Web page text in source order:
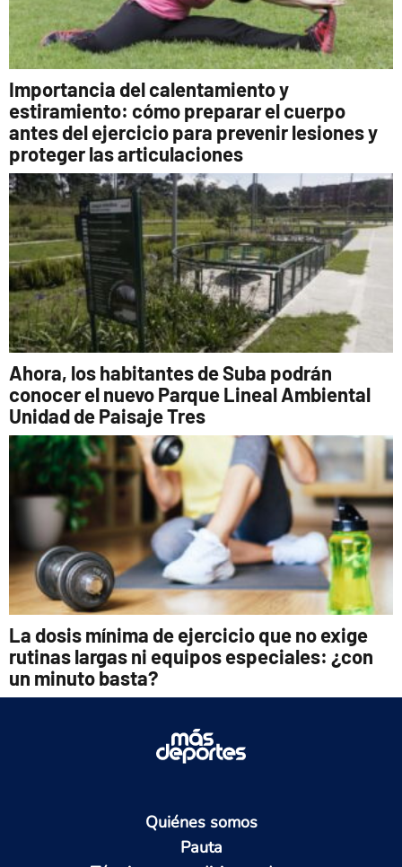
Importancia del calentamiento y
estiramiento: cómo preparar el cuerpo
antes del ejercicio para prevenir lesiones y
proteger las articulaciones
Ahora, los habitantes de Suba podrán
conocer el nuevo Parque Lineal Ambiental
Unidad de Paisaje Tres
La dosis mínima de ejercicio que no exige
rutinas largas ni equipos especiales: ¿con
un minuto basta?
Quiénes somos
Pauta